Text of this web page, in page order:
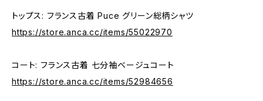
トップス: フランス古着 Puce グリーン総柄シャツ
https://store.anca.cc/items/55022970
コート: フランス古着 七分袖ベージュコート
https://store.anca.cc/items/52984656